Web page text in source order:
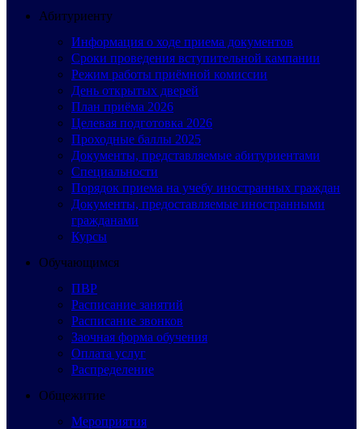
Абитуриенту
Информация о ходе приема документов
Сроки проведения вступительной кампании
Режим работы приёмной комиссии
День открытых дверей
План приёма 2026
Целевая подготовка 2026
Проходные баллы 2025
Документы, представляемые абитуриентами
Специальности
Порядок приема на учебу иностранных граждан
Документы, предоставляемые иностранными
гражданами
Курсы
Обучающимся
ПВР
Расписание занятий
Расписание звонков
Заочная форма обучения
Оплата услуг
Распределение
Общежитие
Мероприятия